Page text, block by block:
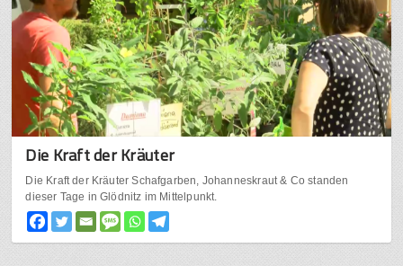
Die Kraft der Kräuter
Die Kraft der Kräuter Schafgarben, Johanneskraut & Co standen
dieser Tage in Glödnitz im Mittelpunkt.